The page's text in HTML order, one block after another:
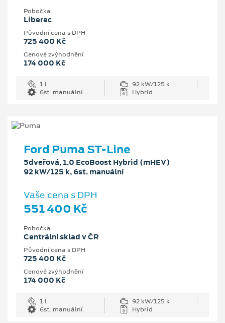
Pobočka
Liberec
Původní cena s DPH
725 400 Kč
Cenové zvýhodnění
174 000 Kč
1 l
92 kW/125 k
6st. manuální
Hybrid
Ford Puma ST-Line
5dveřová, 1.0 EcoBoost Hybrid (mHEV)
92 kW/125 k, 6st. manuální
Vaše cena s DPH
551 400 Kč
Pobočka
Centrální sklad v ČR
Původní cena s DPH
725 400 Kč
Cenové zvýhodnění
174 000 Kč
1 l
92 kW/125 k
6st. manuální
Hybrid